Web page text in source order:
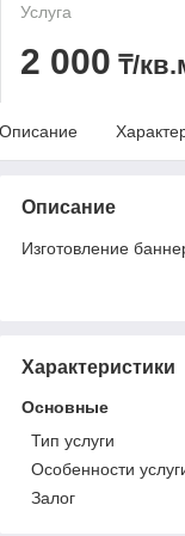
Услуга
2 000 ₸/
Описание
Описание
Изготовление
Характеристики
Основные
Тип услуги
Особенности
Залог